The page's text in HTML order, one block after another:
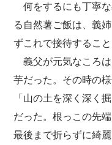
何をするにも丁寧
る自然薯ご飯は、義
ずこれで接待すること
義父が元気なころ
芋だった。その時の様
「山の土を深く深く
だった。根っこの先
最後まで折らずに綺